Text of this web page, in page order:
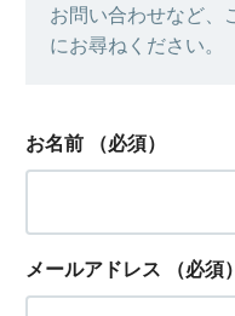
お問い合わせなど、
にお尋ねください。
お名前 （必須）
メールアドレス （必須）